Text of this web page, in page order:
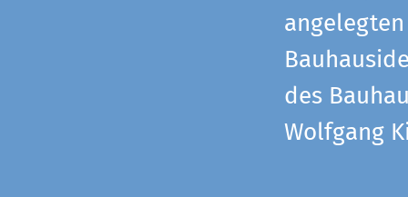
des
Wolfgang